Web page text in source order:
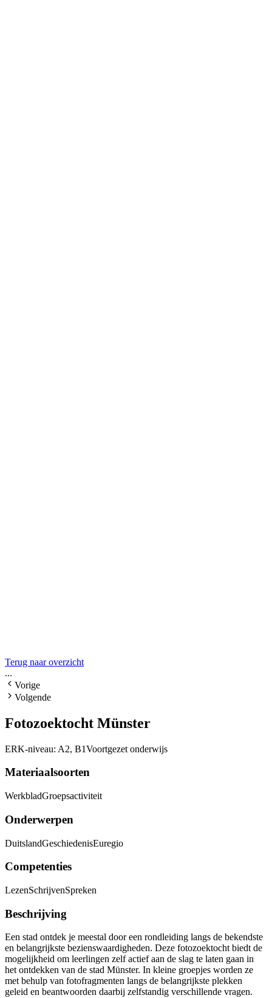
Terug naar overzicht
...
Vorige
Volgende
Fotozoektocht Münster
ERK-niveau: A2, B1Voortgezet onderwijs
Materiaalsoorten
WerkbladGroepsactiviteit
Onderwerpen
DuitslandGeschiedenisEuregio
Competenties
LezenSchrijvenSpreken
Beschrijving
Een stad ontdek je meestal door een rondleiding langs de bekendste
en belangrijkste bezienswaardigheden. Deze fotozoektocht biedt de
mogelijkheid om leerlingen zelf actief aan de slag te laten gaan in
het ontdekken van de stad Münster. In kleine groepjes worden ze
met behulp van fotofragmenten langs de belangrijkste plekken
geleid en beantwoorden daarbij zelfstandig verschillende vragen.